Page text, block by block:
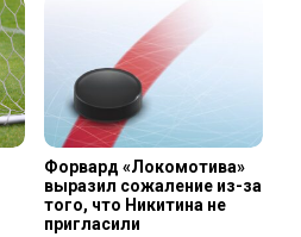
Форвард «Локомотива»
выразил сожаление из-за
того, что Никитина не
пригласили